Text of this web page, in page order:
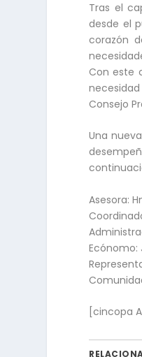
Tras el
desde el
corazón
Con este
Consejo
Una
Asesora:
Ecónomo:
[cincopa